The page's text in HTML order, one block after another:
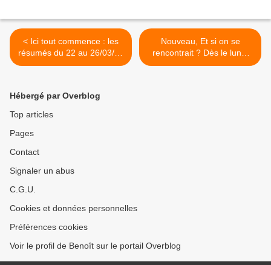
< Ici tout commence : les
résumés du 22 au 26/03/21
à 18h30 sur TF1. 100e
Nouveau, Et si on se
rencontrait ? Dès le lundi
22/03/2021 à 23h10 sur M6
Hébergé par Overblog
Top articles
Pages
Contact
Signaler un abus
C.G.U.
Cookies et données personnelles
Préférences cookies
Voir le profil de Benoît sur le portail Overblog